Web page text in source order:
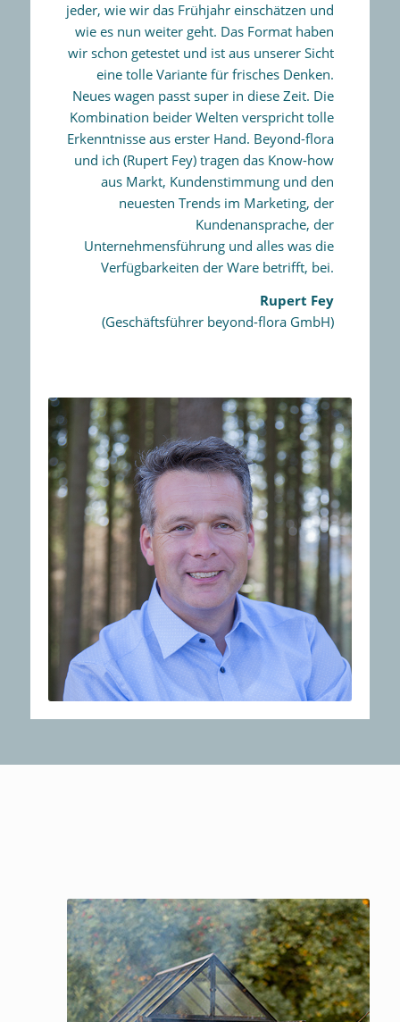
jeder, wie wir das Frühjahr einschätzen und
wie es nun weiter geht. Das Format haben
wir schon getestet und ist aus unserer Sicht
eine tolle Variante für frisches Denken.
Neues wagen passt super in diese Zeit. Die
Kombination beider Welten verspricht tolle
Erkenntnisse aus erster Hand. Beyond-flora
und ich (Rupert Fey) tragen das Know-how
aus Markt, Kundenstimmung und den
neuesten Trends im Marketing, der
Kundenansprache, der
Unternehmensführung und alles was die
Verfügbarkeiten der Ware betrifft, bei.
Rupert Fey
(Geschäftsführer beyond-flora GmbH)